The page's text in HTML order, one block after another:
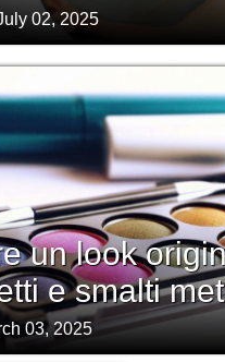
02, 2025
un look
e smalti
03, 2025